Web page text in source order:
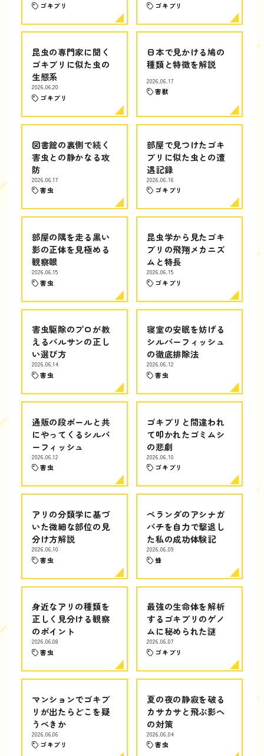
ゴキブリ ゴキブリ
昆虫の専門家に聞く
ゴキブリに似た虫の
生態系
2026.06.20
ゴキブリ
日本で見かける鳩の
種類と特徴を解説
2026.06.17
害獣
図書館の裏側で続く
害虫との静かなる攻
防
2026.06.17
害虫
部屋で見つけたゴキ
ブリに似た虫との遭
遇記録
2026.06.16
ゴキブリ
部屋の隅を走る黒い
影の正体を見極める
観察眼
2026.06.15
害虫
昆虫学から見たゴキ
ブリの飛翔メカニズ
ムと特長
2026.06.15
ゴキブリ
害虫駆除のプロが教
えるバルサンの正し
い選び方
2026.06.14
害虫
寝室の安眠を妨げる
シルバーフィッシュ
の徹底排除法
2026.06.12
害虫
通販の段ボールと共
にやってくるシルバ
ーフィッシュ
2026.06.12
害虫
ゴキブリと間違われ
て叩かれたゴミムシ
の悲劇
2026.06.10
ゴキブリ
アリの分類学に基づ
いた微細な部位の見
分け方解説
2026.06.10
害虫
ベランダのアシナガ
バチを自力で撃退し
た私の成功体験記
2026.06.09
蜂
身近なアリの種類を
正しく見分ける観察
のポイント
2026.06.08
害虫
最強の生命体を解析
するゴキブリのゲノ
ムに秘められた謎
2026.06.07
ゴキブリ
マンションでゴキブ
リが出たらどこを疑
うべきか
2026.06.06
ゴキブリ
夏の夜の静寂を破る
カサカサと飛ぶ影へ
の対策
2026.06.04
害虫